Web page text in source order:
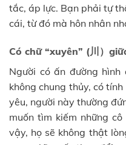
tắc, áp lực. Bạn phải tự
cái, từ đó mà hôn nhân
Có chữ “xuyên” (川）
Người có ấn đường
không chung thủy, có
yêu, người này thường
muốn tìm kiếm những
vậy, họ sẽ không thật